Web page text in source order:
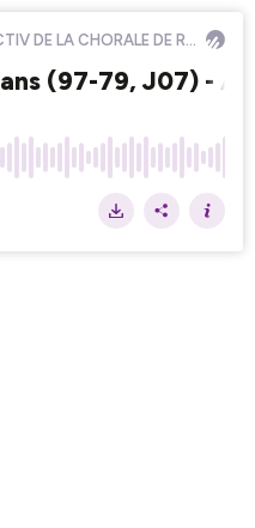
ACTIV CHORALE : LE PODCAST ACTIV DE LA CHORALE DE ROANNE
(97-79, J07) -